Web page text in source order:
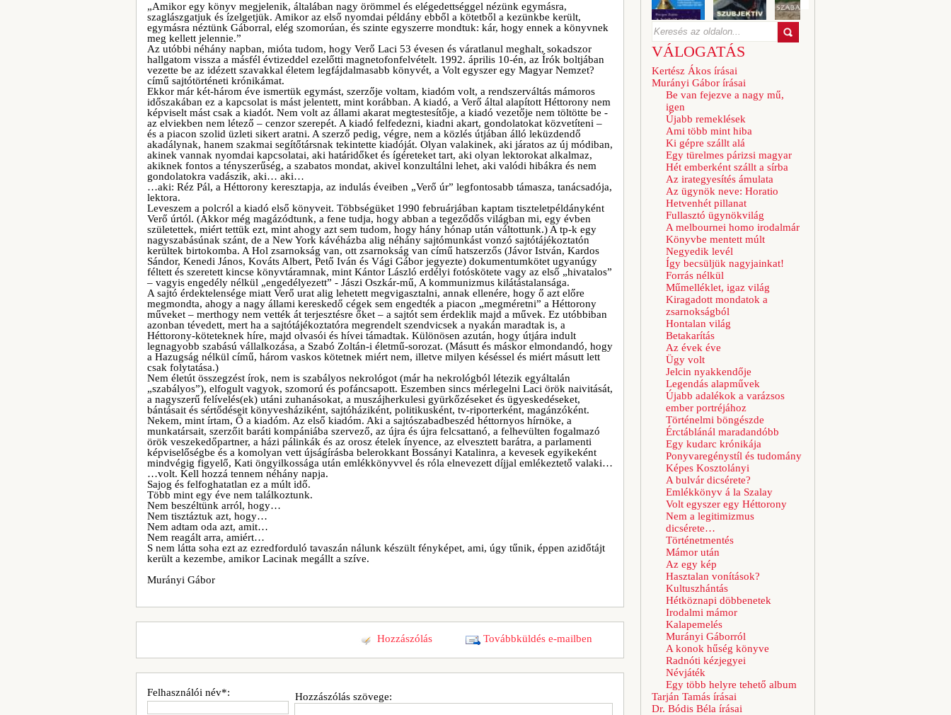
„Amikor egy könyv megjelenik, általában nagy örömmel és elégedettséggel nézünk egymásra,
szaglászgatjuk és ízelgetjük. Amikor az első nyomdai példány ebből a kötetből a kezünkbe került,
egymásra néztünk Gáborral, elég szomorúan, és szinte egyszerre mondtuk: kár, hogy ennek a könyvnek
meg kellett jelennie.”
Az utóbbi néhány napban, mióta tudom, hogy Verő Laci 53 évesen és váratlanul meghalt, sokadszor
hallgatom vissza a másfél évtizeddel ezelőtti magnetofonfelvételt. 1992. április 10-én, az Írók boltjában
vezette be az idézett szavakkal életem legfájdalmasabb könyvét, a Volt egyszer egy Magyar Nemzet?
című sajtótörténeti krónikámat.
Ekkor már két-három éve ismertük egymást, szerzője voltam, kiadóm volt, a rendszerváltás mámoros
időszakában ez a kapcsolat is mást jelentett, mint korábban. A kiadó, a Verő által alapított Héttorony nem
képviselt mást csak a kiadót. Nem volt az állami akarat megtestesítője, a kiadó vezetője nem töltötte be -
az elviekben nem létező – cenzor szerepét. A kiadó felfedezni, kiadni akart, gondolatokat közvetíteni –
és a piacon szolid üzleti sikert aratni. A szerző pedig, végre, nem a közlés útjában álló leküzdendő
akadálynak, hanem szakmai segítőtársnak tekintette kiadóját. Olyan valakinek, aki járatos az új módiban,
akinek vannak nyomdai kapcsolatai, aki határidőket és ígéreteket tart, aki olyan lektorokat alkalmaz,
akiknek fontos a tényszerűség, a szabatos mondat, akivel konzultálni lehet, aki valódi hibákra és nem
gondolatokra vadászik, aki… aki…
…aki: Réz Pál, a Héttorony keresztapja, az indulás éveiben „Verő úr” legfontosabb támasza, tanácsadója,
lektora.
Leveszem a polcról a kiadó első könyveit. Többségüket 1990 februárjában kaptam tiszteletpéldányként
Verő úrtól. (Akkor még magázódtunk, a fene tudja, hogy abban a tegeződős világban mi, egy évben
születettek, miért tettük ezt, mint ahogy azt sem tudom, hogy hány hónap után váltottunk.) A tp-k egy
nagyszabásúnak szánt, de a New York kávéházba alig néhány sajtómunkást vonzó sajtótájékoztatón
kerültek birtokomba. A Hol zsarnokság van, ott zsarnokság van című hatszerzős (Jávor István, Kardos
Sándor, Kenedi János, Kováts Albert, Pető Iván és Vági Gábor jegyezte) dokumentumkötet ugyanúgy
féltett és szeretett kincse könyvtáramnak, mint Kántor László erdélyi fotóskötete vagy az első „hivatalos”
– vagyis engedély nélkül „engedélyezett” - Jászi Oszkár-mű, A kommunizmus kilátástalansága.
A sajtó érdektelensége miatt Verő urat alig lehetett megvigasztalni, annak ellenére, hogy ő azt előre
megmondta, ahogy a nagy állami kereskedő cégek sem engedték a piacon „megméretni” a Héttorony
műveket – merthogy nem vették át terjesztésre őket – a sajtót sem érdeklik majd a művek. Ez utóbbiban
azonban tévedett, mert ha a sajtótájékoztatóra megrendelt szendvicsek a nyakán maradtak is, a
Héttorony-köteteknek híre, majd olvasói és hívei támadtak. Különösen azután, hogy útjára indult
legnagyobb szabású vállalkozása, a Szabó Zoltán-i életmű-sorozat. (Másutt és máskor elmondandó, hogy
a Hazugság nélkül című, három vaskos kötetnek miért nem, illetve milyen késéssel és miért másutt lett
csak folytatása.)
Nem életút összegzést írok, nem is szabályos nekrológot (már ha nekrológból létezik egyáltalán
„szabályos”), elfogult vagyok, szomorú és pofáncsapott. Eszemben sincs mérlegelni Laci örök naivitását,
a nagyszerű felívelés(ek) utáni zuhanásokat, a muszájherkulesi gyürkőzéseket és ügyeskedéseket,
bántásait és sértődéseit könyvesháziként, sajtóháziként, politikusként, tv-riporterként, magánzóként.
Nekem, mint írtam, Ő a kiadóm. Az első kiadóm. Aki a sajtószabadbeszéd héttornyos hírnöke, a
munkatársait, szerzőit baráti kompániába szervező, az újra és újra felcsattanó, a felhevülten fogalmazó
örök veszekedőpartner, a házi pálinkák és az orosz ételek ínyence, az elvesztett barátra, a parlamenti
képviselőségbe és a komolyan vett újságírásba belerokkant Bossányi Katalinra, a kevesek egyikeként
mindvégig figyelő, Kati öngyilkossága után emlékkönyvvel és róla elnevezett díjjal emlékeztető valaki…
…volt. Kell hozzá tennem néhány napja.
Sajog és felfoghatatlan ez a múlt idő.
Több mint egy éve nem találkoztunk.
Nem beszéltünk arról, hogy…
Nem tisztáztuk azt, hogy…
Nem adtam oda azt, amit…
Nem reagált arra, amiért…
S nem látta soha ezt az ezredforduló tavaszán nálunk készült fényképet, ami, úgy tűnik, éppen azidőtájt
került a kezembe, amikor Lacinak megállt a szíve.
Murányi Gábor
Továbbküldés e-mailben
Hozzászólás
Hozzászólás szövege:
Felhasználói név*:
VÁLOGATÁS
Kertész Ákos írásai
Murányi Gábor írásai
Be van fejezve a nagy mű,
igen
Újabb remeklések
Ami több mint hiba
Ki gépre szállt alá
Egy türelmes párizsi magyar
Hét emberként szállt a sírba
Az irategyesítés ámulata
Az ügynök neve: Horatio
Hetvenhét pillanat
Fullasztó ügynökvilág
A melbournei homo irodalmár
Könyvbe mentett múlt
Negyedik levél
Így becsüljük nagyjainkat!
Forrás nélkül
Műmelléklet, igaz világ
Kiragadott mondatok a
zsarnokságból
Hontalan világ
Betakarítás
Az évek éve
Ügy volt
Jelcin nyakkendője
Legendás alapművek
Újabb adalékok a varázsos
ember portréjához
Történelmi böngészde
Érctáblánál maradandóbb
Egy kudarc krónikája
Ponyvaregénystíl és tudomány
Képes Kosztolányi
A bulvár dicsérete?
Emlékkönyv á la Szalay
Volt egyszer egy Héttorony
Nem a legitimizmus
dicsérete…
Történetmentés
Mámor után
Az egy kép
Hasztalan vonítások?
Kultuszhántás
Hétköznapi döbbenetek
Irodalmi mámor
Kalapemelés
Murányi Gáborról
A konok hűség könyve
Radnóti kézjegyei
Névjáték
Egy több helyre tehető album
Tarján Tamás írásai
Dr. Bódis Béla írásai